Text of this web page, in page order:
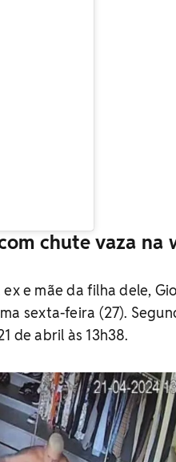
chute vaza na
e mãe da filha dele,
sexta-feira (27).
de abril às 13h38.